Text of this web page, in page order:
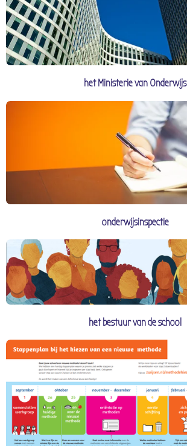
het Ministerie van Onderwijs
onderwijsinspectie
het bestuur van de school